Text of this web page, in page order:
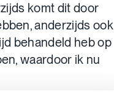
komt dit door
anderzijds ook
behandeld heb op
waardoor ik nu